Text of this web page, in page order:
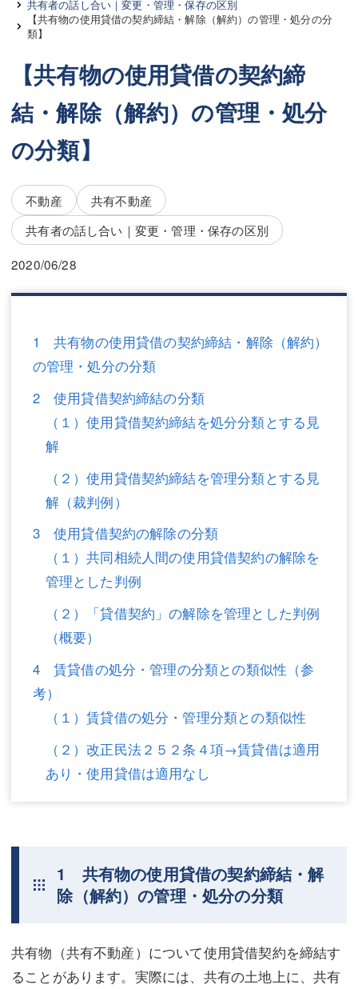
弁護士紹介
酒井 博之
坂本 陽一
桶川 聡
三平 隆史
吉元 優仁
小川 祐
弁護士費用
相続・遺言
離婚（夫婦間トラブル）
企業法務
労働問題（解雇，残業等）
刑事弁護
交通事故
不動産登記
商業登記
調査・書面作成
債務整理
マスコミ取材・実績
アクセス
東京事務所 (新宿・四谷)
弁護士紹介
酒井 博之
坂本 陽一
桶川 聡
三平 隆史
吉元 優仁
弁護士費用
不動産
離婚（夫婦間トラブル）
企業法務
労働問題（解雇，残業等）
交通事故
不動産登記
商業登記
調査・書面作成
債務整理
マスコミ取材・実績
東京事務所 (新宿・四谷)
埼玉事務所 (さいたま市)
お問い合せフォーム
共有者の話し合い｜変更・管理・保存の区別
【共有物の使用貸借の契約締結・解除（解約）の管理・処分の分
類】
【共有物の使用貸借の契約締
結・解除（解約）の管理・処分
の分類】
不動産
共有不動産
共有者の話し合い｜変更・管理・保存の区別
2020/06/28
1 共有物の使用貸借の契約締結・解除（解約）
の管理・処分の分類
2 使用貸借契約締結の分類
（１）使用貸借契約締結を処分分類とする見
解
（２）使用貸借契約締結を管理分類とする見
解（裁判例）
3 使用貸借契約の解除の分類
（１）共同相続人間の使用貸借契約の解除を
管理とした判例
（２）「貸借契約」の解除を管理とした判例
（概要）
4 賃貸借の処分・管理の分類との類似性（参
考）
（１）賃貸借の処分・管理分類との類似性
（２）改正民法２５２条４項→賃貸借は適用
あり・使用貸借は適用なし
1 共有物の使用貸借の契約締結・解
除（解約）の管理・処分の分類
共有物（共有不動産）について使用貸借契約を締結す
ることがあります。実際には、共有の土地上に、共有